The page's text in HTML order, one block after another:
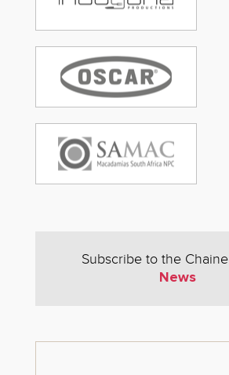
Subscribe to the Chaine
News